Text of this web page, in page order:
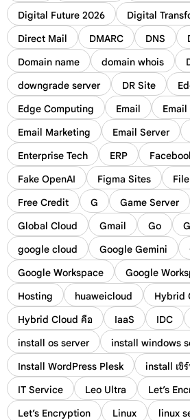
Digital Future 2026
Digital
Direct Mail
DMARC DNS
Domain name
domain whois
downgrade server
DR Site
Edge Computing
Email
Email Marketing
Email Server
Enterprise Tech
ERP
Fake OpenAI
Figma Sites
Free Credit
G Game Server
Global Cloud
Gmail Go
google cloud
Google Gemini
Google Workspace
Google
Hosting
huaweicloud
Hybrid
Hybrid Cloud คือ
IaaS IDC
install os server
install windows
Install WordPress Plesk
install เซิร์
IT Service
Leo Ultra
Let’s
Let’s Encryption
Linux linux